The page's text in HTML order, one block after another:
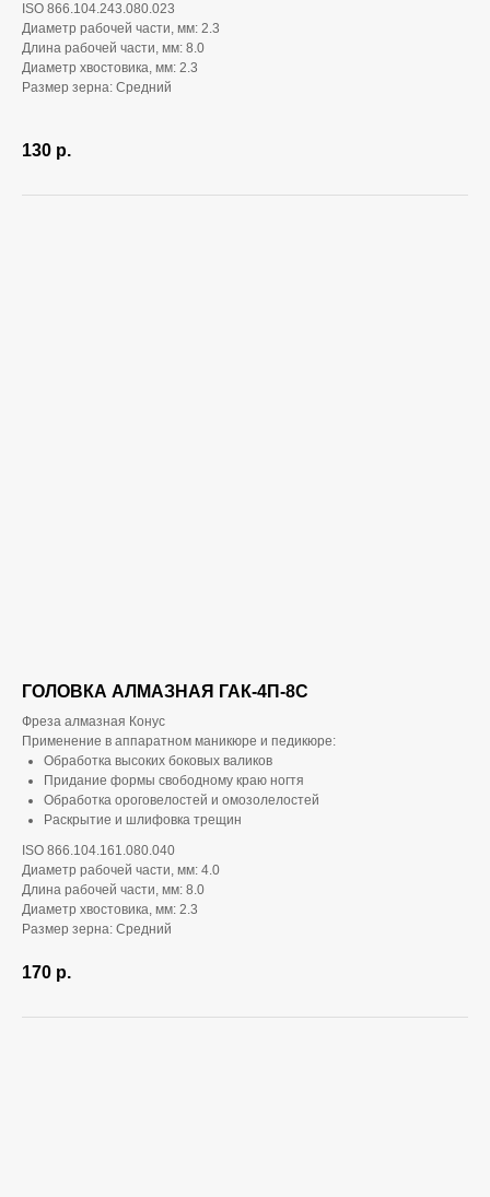
ISO 866.104.243.080.023
Диаметр рабочей части, мм: 2.3
Длина рабочей части, мм: 8.0
Диаметр хвостовика, мм: 2.3
Размер зерна: Средний
130 р.
ГОЛОВКА АЛМАЗНАЯ ГАК-4П-8С
Фреза алмазная Конус
Применение в аппаратном маникюре и педикюре:
Обработка высоких боковых валиков
Придание формы свободному краю ногтя
Обработка ороговелостей и омозолелостей
Раскрытие и шлифовка трещин
ISO 866.104.161.080.040
Диаметр рабочей части, мм: 4.0
Длина рабочей части, мм: 8.0
Диаметр хвостовика, мм: 2.3
Размер зерна: Средний
170 р.